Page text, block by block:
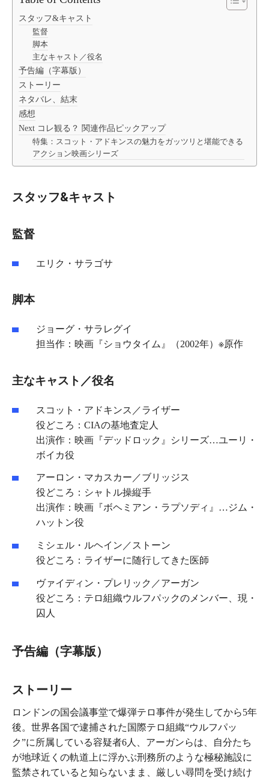
スタッフ&キャスト
監督
脚本
主なキャスト／役名
予告編（字幕版）
ストーリー
ネタバレ、結末
感想
Next コレ観る？ 関連作品ピックアップ
特集：スコット・アドキンスの魅力をガッツリと堪能できる
アクション映画シリーズ
スタッフ&キャスト
監督
エリク・サラゴサ
脚本
ジョーグ・サラレグイ
担当作：映画『ショウタイム』（2002年）※原作
主なキャスト／役名
スコット・アドキンス／ライザー
役どころ：CIAの基地査定人
出演作：映画『デッドロック』シリーズ…ユーリ・
ボイカ役
アーロン・マカスカー／ブリッジス
役どころ：シャトル操縦手
出演作：映画『ボヘミアン・ラプソディ』…ジム・
ハットン役
ミシェル・ルヘイン／ストーン
役どころ：ライザーに随行してきた医師
ヴァイディン・プレリック／アーガン
役どころ：テロ組織ウルフパックのメンバー、現・
囚人
予告編（字幕版）
ストーリー
ロンドンの国会議事堂で爆弾テロ事件が発生してから5年
後。世界各国で逮捕された国際テロ組織“ウルフパッ
ク”に所属している容疑者6人、アーガンらは、自分たち
が地球近くの軌道上に浮かぶ刑務所のような極秘施設に
監禁されていると知らないまま、厳しい尋問を受け続け